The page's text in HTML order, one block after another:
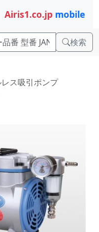
Airis1.co.jp mobile
検索
レス吸引ポンプ